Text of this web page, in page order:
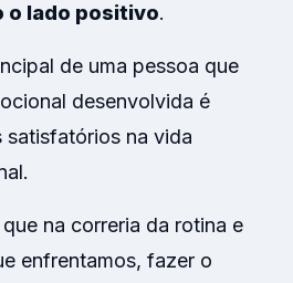
o lado positivo.
de uma pessoa que
desenvolvida é
satisfatórios na vida
na correria da rotina e
enfrentamos, fazer o